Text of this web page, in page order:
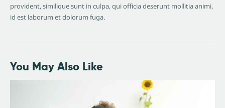
provident, similique sunt in culpa, qui officia deserunt mollitia animi,
id est laborum et dolorum fuga.
You May Also Like